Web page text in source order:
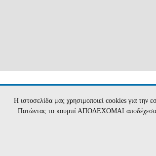
2026
Η ιστοσελίδα μας χρησιμοποιεί cookies για την
Πατώντας το κουμπί ΑΠΟΔΕΧΟΜΑΙ αποδέχεσαι